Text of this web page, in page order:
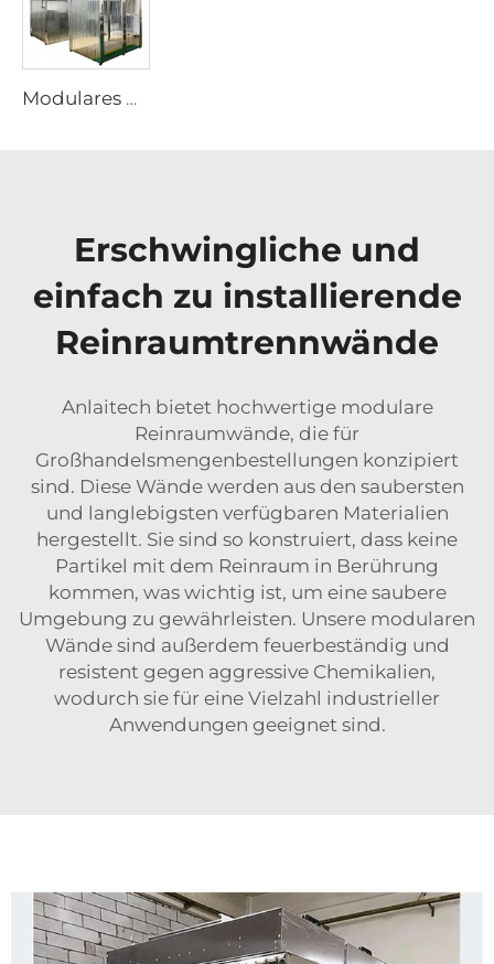
Modulares PVC-Vinyl-Weichwand-Reinraum-Gehäuse, Kabine, portabel, vorgefertigt, Reinraum
Erschwingliche und
einfach zu installierende
Reinraumtrennwände
Anlaitech bietet hochwertige modulare
Reinraumwände, die für
Großhandelsmengenbestellungen konzipiert
sind. Diese Wände werden aus den saubersten
und langlebigsten verfügbaren Materialien
hergestellt. Sie sind so konstruiert, dass keine
Partikel mit dem Reinraum in Berührung
kommen, was wichtig ist, um eine saubere
Umgebung zu gewährleisten. Unsere modularen
Wände sind außerdem feuerbeständig und
resistent gegen aggressive Chemikalien,
wodurch sie für eine Vielzahl industrieller
Anwendungen geeignet sind.